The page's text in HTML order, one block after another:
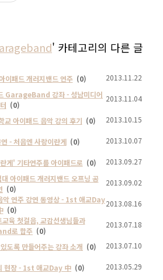
' 카테고리의 다른 글
이패드 개러지밴드 연주 (0)
2013.11.22
GarageBand 강좌 - 성남미디어
(0)
2013.11.04
교 아이패드 음악 강의 후기 (0) 2013.10.15
- 처음엔 사랑이란게 (0) 2013.10.07
게' 기타연주를 아이패드로 (0)
2013.09.27
아이패드 개러지밴드 오프닝 공
(0)
2013.09.02
악 연주 강연 동영상 - 1st 애교Day
(0)
2013.08.16
육 첫걸음, 교감선생님들과
로 합주 (0)
2013.07.18
도록 만들어주는 강좌 소개 (0) 2013.07.10
현장 - 1st 애교Day 中 (0) 2013.05.29